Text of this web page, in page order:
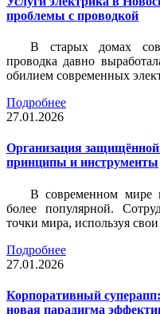
проблемы с проводкой
В старых домах
проводка давно
обилием современных
Подробнее
27.01.2026
Организация
принципы и инструменты
В современном мире
более популярной.
точки мира, используя
Подробнее
27.01.2026
Корпоративный
новая парадигма